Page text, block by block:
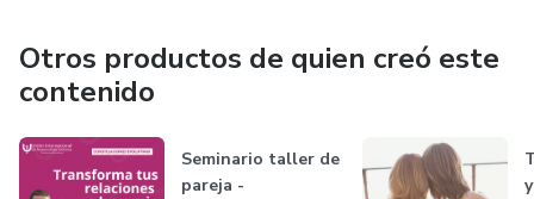
Otros productos de quien creó este
contenido
Seminario taller de
pareja -